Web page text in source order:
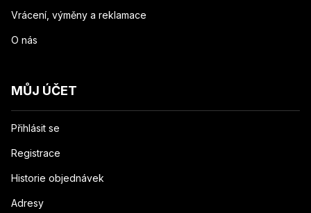
Vrácení, výměny a reklamace
O nás
MŮJ ÚČET
Přihlásit se
Registrace
Historie objednávek
Adresy